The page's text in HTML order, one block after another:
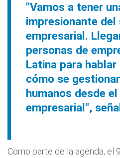
"Vamos a tener
impresionante
empresarial.
personas de
Latina para
cómo se
humanos desde
empresarial",
Como parte de la agenda, el